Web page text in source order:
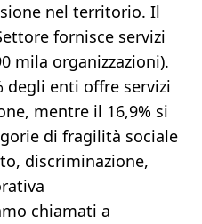
nel territorio. Il
fornisce servizi
mila organizzazioni).
degli enti offre servizi
mentre il 16,9% si
di fragilità sociale
discriminazione,
chiamati a